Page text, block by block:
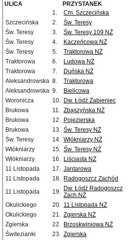
ULICA PRZYSTANEK
1.
Cm. Szczecińska
Szczecińska
2. Św. Teresy
Św. Teresy
3. Św. Teresy 109 NŻ
Św. Teresy
4. Kaczeńcowa NŻ
Św. Teresy
5. Traktorowa NŻ
Traktorowa
6. Ludowa NŻ
Traktorowa
7. Duńska NŻ
Aleksandrowska 8. Traktorowa
Aleksandrowska 9. Bielicowa
Woronicza
10. Dw. Łódź Żabieniec
Brukowa
11. Zbąszyńska NŻ
Brukowa
12. Pojezierska
Brukowa
13. Św. Teresy NŻ
Św. Teresy
14. Włókniarzy NŻ
Włókniarzy
15. Św. Teresy NŻ
Włókniarzy
16. Liściasta NŻ
11 Listopada
17. Jantarowa
11 Listopada
18. Radogoszcz Zachód
11 Listopada
19. Dw. Łódź Radogoszcz
Zach.NŻ
Okulickiego
20. 11 Listopada NŻ
Okulickiego
21. Zgierska NŻ
Zgierska
22. Brzoskwiniowa NŻ
Świtezianki
23. Zgierska